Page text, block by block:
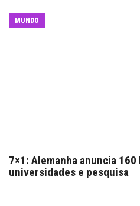
MUNDO
7×1: Alemanha anuncia
universidades e pesquisa